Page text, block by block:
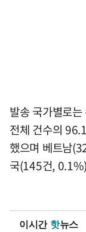
발송 국가별로
전체 건수의
했으며 베트남
국(145건,
이시간 핫뉴스